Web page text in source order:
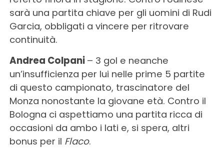
sarà una partita chiave per gli uomini di Rudi
Garcia, obbligati a vincere per ritrovare
continuità.
Andrea Colpani – 3 gol e neanche
un’insufficienza per lui nelle prime 5 partite
di questo campionato, trascinatore del
Monza nonostante la giovane età. Contro il
Bologna ci aspettiamo una partita ricca di
occasioni da ambo i lati e, si spera, altri
bonus per il Flaco.